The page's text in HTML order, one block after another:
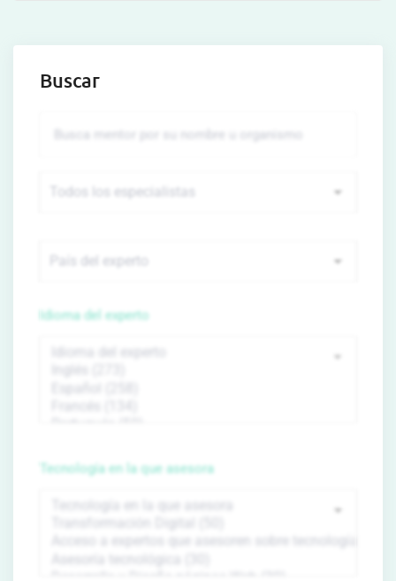
Buscar
Idioma del experto
Tecnología en la que asesora